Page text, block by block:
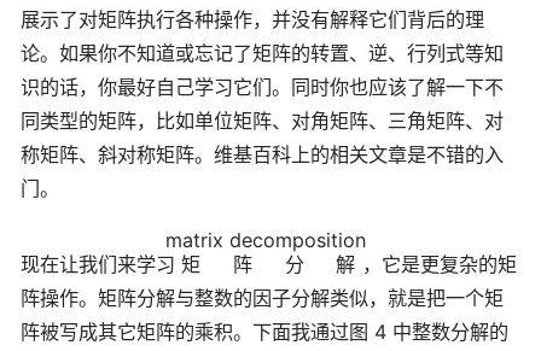
展示了对矩阵执行各种操作，并没有解释它们背后的理
论。如果你不知道或忘记了矩阵的转置、逆、行列式等知
识的话，你最好自己学习它们。同时你也应该了解一下不
同类型的矩阵，比如单位矩阵、对角矩阵、三角矩阵、对
称矩阵、斜对称矩阵。维基百科上的相关文章是不错的入
门。
现在让我们来学习 矩阵分解
matrix decomposition
，它是更复杂的矩
阵操作。矩阵分解与整数的因子分解类似，就是把一个矩
阵被写成其它矩阵的乘积。下面我通过图 4 中整数分解的